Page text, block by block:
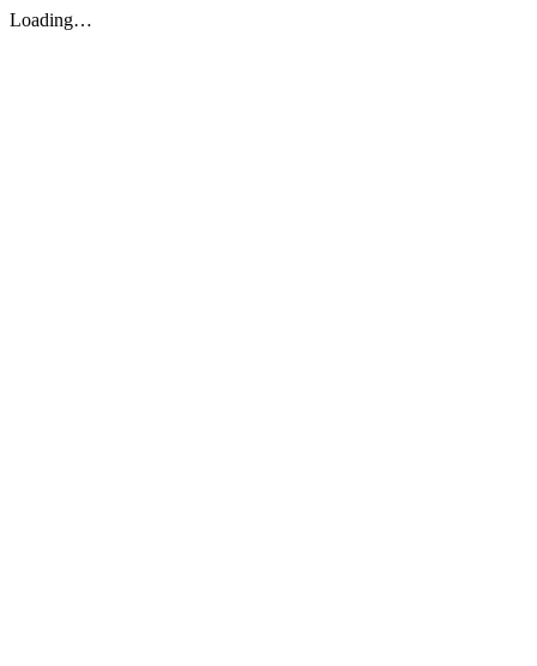
Loading…